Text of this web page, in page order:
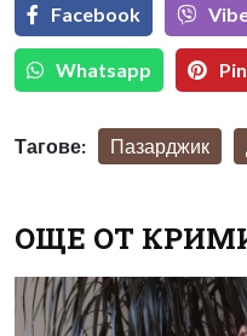
Facebook
Whatsapp
Тагове: Пазарджик
ОЩЕ ОТ